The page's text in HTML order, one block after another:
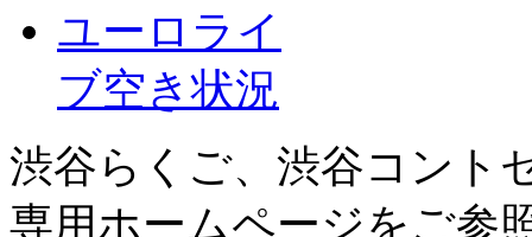
ユーロライ
ブ空き状況
渋谷らくご、渋谷コント
専用ホームページをご参